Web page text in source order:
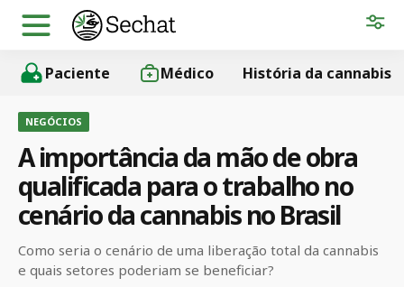
Paciente Médico História da cannabis
NEGÓCIOS
A importância da mão de obra
qualificada para o trabalho no
cenário da cannabis no Brasil
Como seria o cenário de uma liberação total da cannabis
e quais setores poderiam se beneficiar?